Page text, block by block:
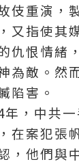
伎重演，
又指使其
仇恨情緒
為敵。然
陷害。
中共一
在案犯張
，他們與